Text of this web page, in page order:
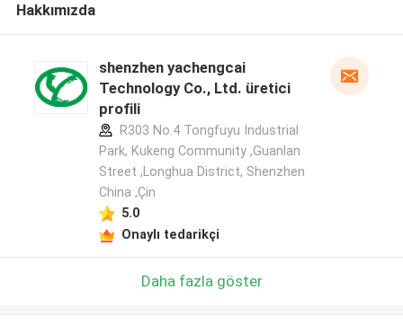
Hakkımızda
shenzhen yachengcai
Technology Co., Ltd. üretici
profili
R303 No.4 Tongfuyu Industrial
Park, Kukeng Community ,Guanlan
Street ,Longhua District, Shenzhen
China ,Çin
5.0
Onaylı tedarikçi
Daha fazla göster